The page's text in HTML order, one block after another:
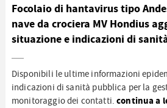
Focolaio di hantavirus tipo
nave da crociera MV Hondius
situazione e indicazioni di
Disponibili le ultime informazioni
indicazioni di sanità pubblica per la
monitoraggio dei contatti.continua a